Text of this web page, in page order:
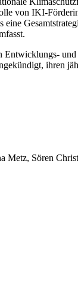
von IKI-
ihren
Metz, Sören